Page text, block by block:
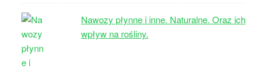
Nawozy płynne i inne. Naturalne. Oraz ich
wpływ na rośliny.